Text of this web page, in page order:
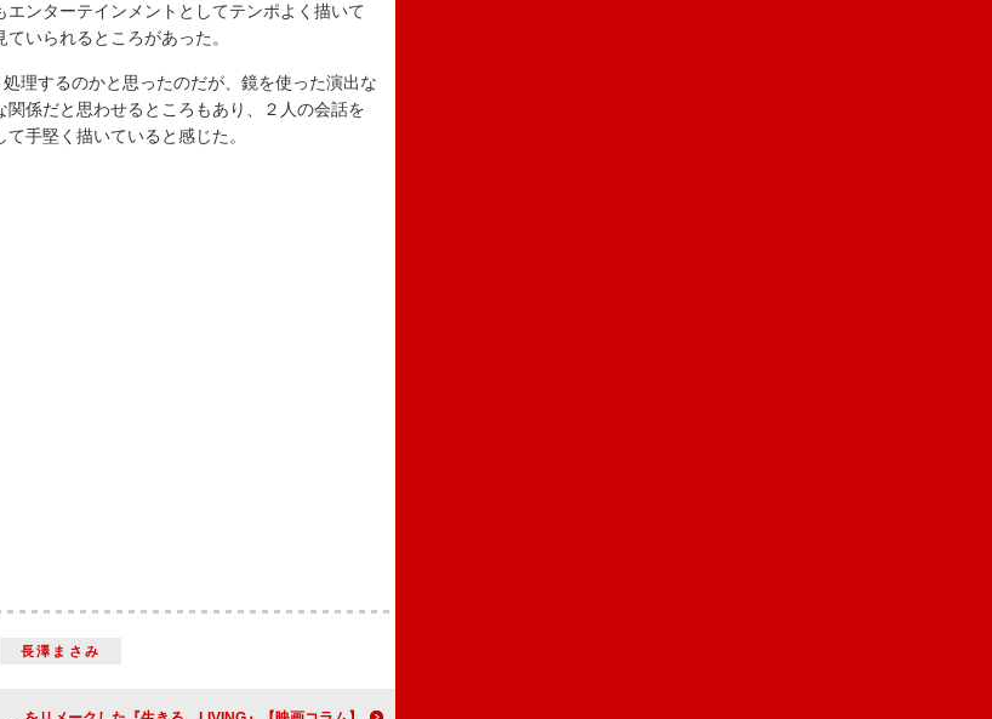
ンターテインメントとしてテンポよく描いて
いられるところがあった。
理するのかと思ったのだが、鏡を使った演出な
係だと思わせるところもあり、２人の会話を
手堅く描いていると感じた。
長澤まさみ